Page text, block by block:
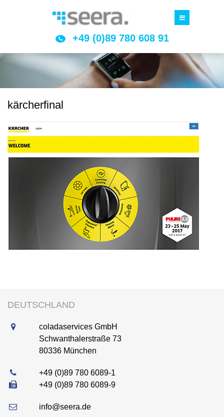
+49 (0)89 780 608 91
kärcherfinal
DEUTSCHLAND
coladaservices GmbH
Schwanthalerstraße 73
80336 München
+49 (0)89 780 6089-1
+49 (0)89 780 6089-9
info@seera.de